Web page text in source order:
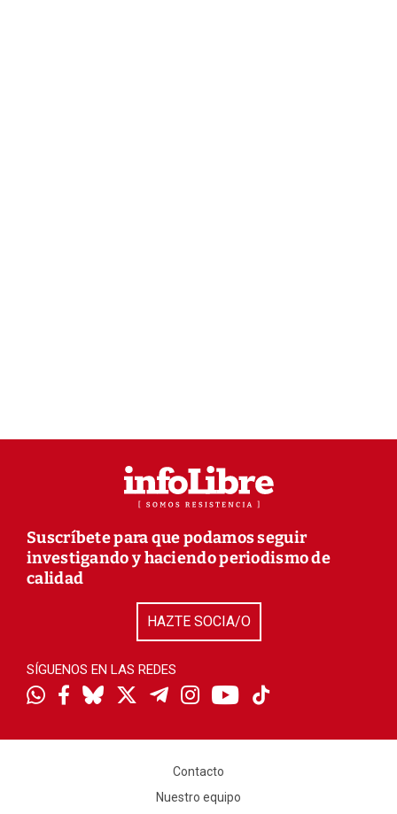
Suscríbete para que podamos seguir
investigando y haciendo periodismo de
calidad
HAZTE SOCIA/O
SÍGUENOS EN LAS REDES
Contacto
Nuestro equipo